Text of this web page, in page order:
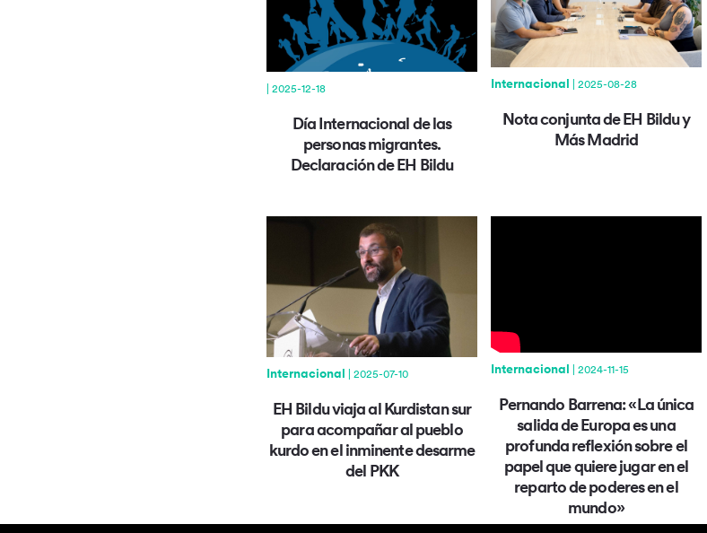
| 2025-12-18
Día Internacional de las
personas migrantes.
Declaración de EH Bildu
Internacional | 2025-08-28
Nota conjunta de EH Bildu y
Más Madrid
Internacional | 2025-07-10
EH Bildu viaja al Kurdistan sur
para acompañar al pueblo
kurdo en el inminente desarme
del PKK
Internacional | 2024-11-15
Pernando Barrena: «La única
salida de Europa es una
profunda reflexión sobre el
papel que quiere jugar en el
reparto de poderes en el
mundo»